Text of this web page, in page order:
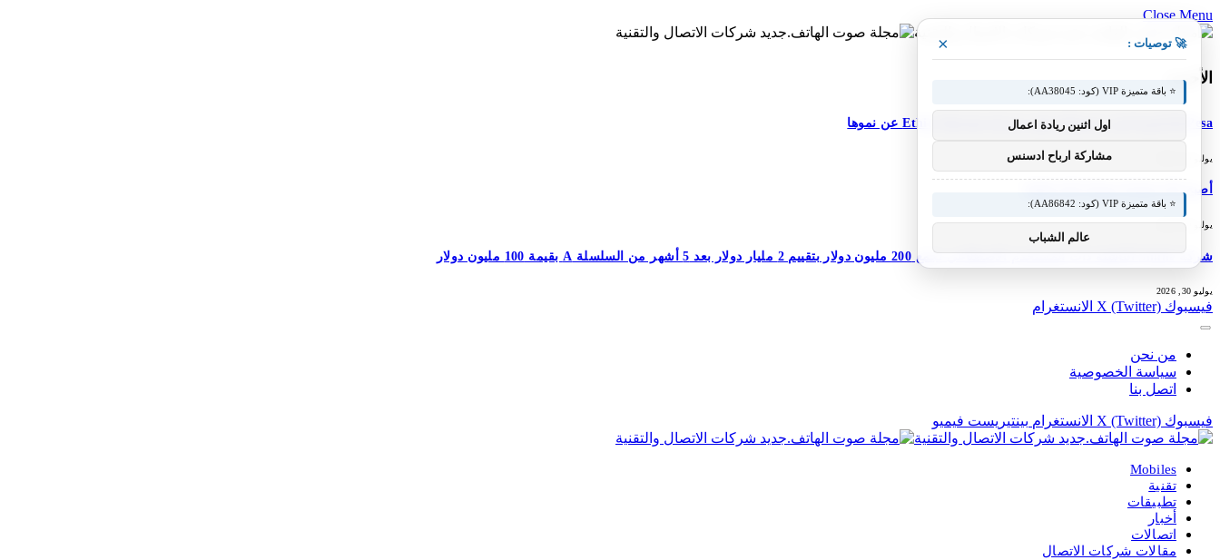
Close Menu
الأحدث
M-Pesa إثيوبيا تعزز خدماتها؛ تعلن شركة Ethio Telecom عن نموها
يوليو 30, 2026
أصبح DJI Osmo Pocket 4P عالميًا
يوليو 30, 2026
شركة Simile الناشئة ذات المستخدم الاصطناعي تجمع 200 مليون دولار بتقييم 2 مليار دولار بعد 5 أشهر من السلسلة A بقيمة 100 مليون دولار
يوليو 30, 2026
فيسبوك X (Twitter) الانستغرام
من نحن
سياسة الخصوصية
اتصل بنا
فيسبوك X (Twitter) الانستغرام بينتيريست فيميو
Mobiles
تقنية
تطبيقات
أخبار
اتصالات
مقالات شركات الاتصال
🚀 توصيات : ×
⭐ باقة متميزة VIP (كود: AA38045):
اول اثنين ريادة اعمال
مشاركة ارباح ادسنس
⭐ باقة متميزة VIP (كود: AA86842):
عالم الشباب